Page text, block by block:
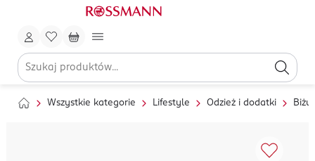
Wszystkie kategorie Lifestyle Odzież i dodatki